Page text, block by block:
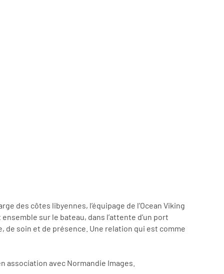
des côtes libyennes, l’équipage de l’Ocean Viking
sur le bateau, dans l’attente d’un port
de soin et de présence. Une relation qui est comme
association avec Normandie Images.